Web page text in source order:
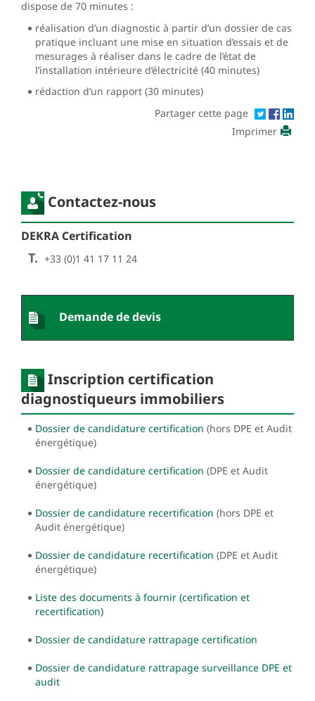
dispose de 70 minutes :
réalisation d’un diagnostic à partir d’un dossier de cas
pratique incluant une mise en situation d’essais et de
mesurages à réaliser dans le cadre de l’état de
l’installation intérieure d’électricité (40 minutes)
rédaction d’un rapport (30 minutes)
Partager cette page
Imprimer
Contactez-nous
DEKRA Certification
T. +33 (0)1 41 17 11 24
Demande de devis
Inscription certification
diagnostiqueurs immobiliers
Dossier de candidature certification (hors DPE et Audit
énergétique)
Dossier de candidature certification (DPE et Audit
énergétique)
Dossier de candidature recertification (hors DPE et
Audit énergétique)
Dossier de candidature recertification (DPE et Audit
énergétique)
Liste des documents à fournir (certification et
recertification)
Dossier de candidature rattrapage certification
Dossier de candidature rattrapage surveillance DPE et
audit